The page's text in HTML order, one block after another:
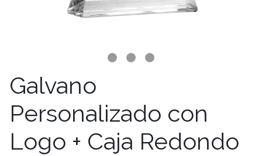
Galvano
Personalizado con
Logo + Caja Redondo